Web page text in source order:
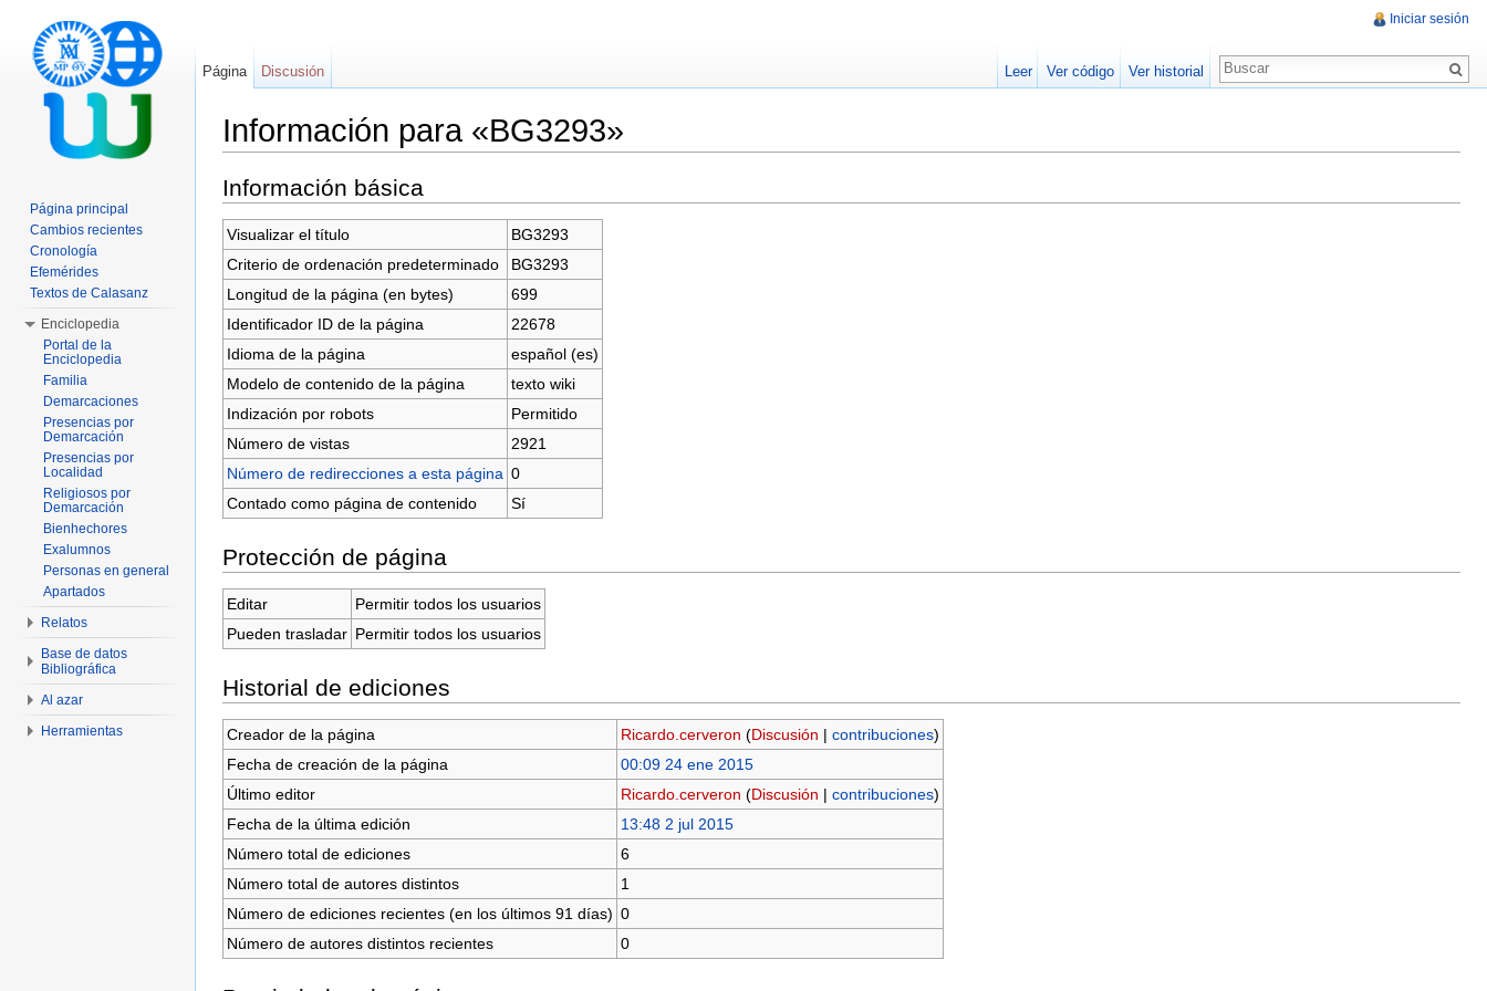
Información para «BG3293»
Información básica
Visualizar el título
BG3293
Criterio de ordenación predeterminado
BG3293
Longitud de la página (en bytes)
699
Identificador ID de la página
22678
Idioma de la página
español (es)
Modelo de contenido de la página
texto wiki
Indización por robots
Permitido
Número de vistas
2921
Número de redirecciones a esta página 0
Contado como página de contenido
Sí
Protección de página
Editar
Permitir todos los usuarios
Pueden trasladar Permitir todos los usuarios
Historial de ediciones
Creador de la página Ricardo.cerveron (Discusión | contribuciones)
Fecha de creación de la página
00:09 24 ene 2015
Último editor
Ricardo.cerveron (Discusión | contribuciones)
Fecha de la última edición
13:48 2 jul 2015
Número total de ediciones
6
Número total de autores distintos
1
Número de ediciones recientes (en los últimos 91 días) 0
Número de autores distintos recientes
0
Iniciar sesión
Página Discusión Leer Ver código Ver historial
Página principal
Cambios recientes
Cronología
Efemérides
Textos de Calasanz
Enciclopedia
Portal de la
Enciclopedia
Familia
Demarcaciones
Presencias por
Demarcación
Presencias por
Localidad
Religiosos por
Demarcación
Bienhechores
Exalumnos
Personas en general
Apartados
Relatos
Base de datos
Bibliográfica
Al azar
Herramientas